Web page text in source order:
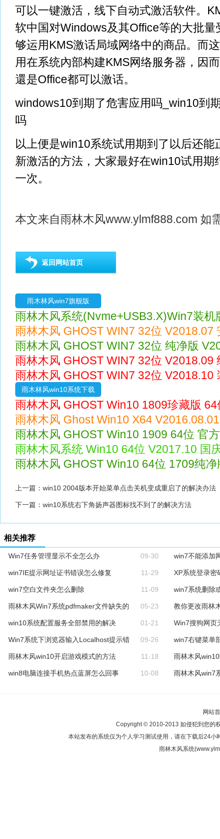
可以一键激活，线下自动式激活软件。
软中国对Windows及其Office等的大批量
够运用KMS激话局域网络中的商品。而
用在系统內部构建KMS网络服务器，因
還是Office都可以激话。
windows10到期了危害应用吗_win10到
吗
以上便是win10系统试用期到了以后还能
新激活的方法 ，大家最好在win10试用
一次。
本文来自雨林木风www.ylmf888.com 如
返回网站首页
雨木林风win7旗舰版
雨林木风系统(Nvme+USB3.X)Win7装机
雨林木风 GHOST WIN7 32位 V2018.07
雨林木风 GHOST WIN7 32位 纯净版
雨林木风 GHOST WIN7 32位 V2018.09
雨林木风 GHOST WIN7 32位 V2018.10
雨木林风win10系统下载
雨林木风 GHOST Win10 1809珍藏版
雨林木风 Ghost Win10 X64
雨林木风 GHOST Win10 1909 64位 官
雨林木风系统 Win10 64位 V2017.10 国
雨林木风 GHOST Win10 64位 1709纯
上一篇： win10 2004版本开始菜单点击关机变成重启了的解决办法
下一篇： win10系统右下角扬声器图标找不到了的解决方法
相关推荐
Win7任务管理显示不全怎么办 09-30 win7不能添加
win7IE提示网址证书错误怎么修复 11-29 XP系统登录密
win7空白文件夹怎么删除 11-09 win7系统删除
雨林木风Win7系统pdfmaker文件缺失的 05-23 教你更改雨林
win10系统配置服务全部禁用的解决 01-21 Win7搜狗网页
Win7系统下浏览器输入Localhost提示错 09-26 win7右键菜单
雨林木风win10开启游戏模式的方法 11-18 雨林木风
win8电脑连接手机热点蓝屏怎么回事 10-08 雨林木风win7
网站
Copyright © 2010-2013 如侵犯到您的
本站发布的系统仅为个人学习测试使用，请在下载后24
雨林木风系统